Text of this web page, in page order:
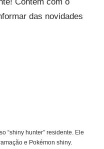
das novidades
“shiny hunter” residente. Ele
e Pokémon shiny.